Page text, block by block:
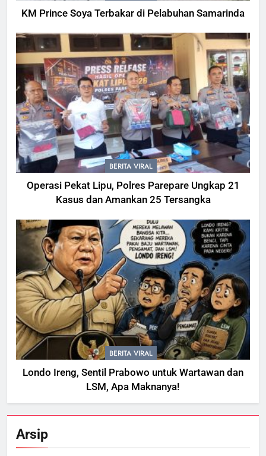
KM Prince Soya Terbakar di Pelabuhan Samarinda
BERITA VIRAL
Operasi Pekat Lipu, Polres Parepare Ungkap 21
Kasus dan Amankan 25 Tersangka
BERITA VIRAL
Londo Ireng, Sentil Prabowo untuk Wartawan dan
LSM, Apa Maknanya!
Arsip